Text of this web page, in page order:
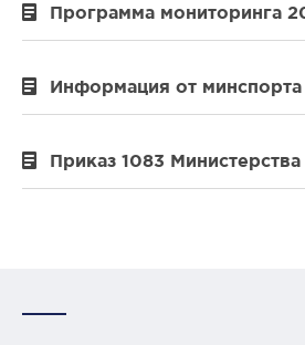
Программа мониторинга
Информация от
Приказ 1083